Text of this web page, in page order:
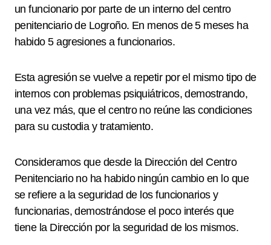
un funcionario por parte de un interno del centro
penitenciario de Logroño. En menos de 5 meses ha
habido 5 agresiones a funcionarios.
Esta agresión se vuelve a repetir por el mismo tipo de
internos con problemas psiquiátricos, demostrando,
una vez más, que el centro no reúne las condiciones
para su custodia y tratamiento.
Consideramos que desde la Dirección del Centro
Penitenciario no ha habido ningún cambio en lo que
se refiere a la seguridad de los funcionarios y
funcionarias, demostrándose el poco interés que
tiene la Dirección por la seguridad de los mismos.